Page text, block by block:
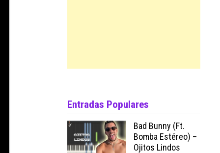
Entradas Populares
Bad Bunny (ft.
Bomba Estéreo) –
Ojitos Lindos